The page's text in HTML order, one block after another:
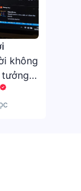
không
là
bởi
kiểm